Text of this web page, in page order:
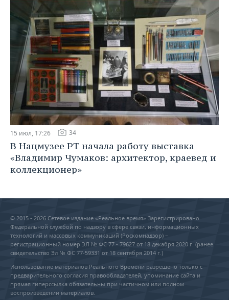
15 июл, 17:26 34
В Нацмузее РТ начала работу выставка
«Владимир Чумаков: архитектор, краевед и
коллекционер»
© 2015 - 2026 Сетевое издание «Реальное время» Зарегистрировано
Федеральной службой по надзору в сфере связи, информационных
технологий и массовых коммуникаций (Роскомнадзор) –
регистрационный номер ЭЛ № ФС 77 - 79627 от 18 декабря 2020 г. (ранее
свидетельство Эл № ФС 77-59331 от 18 сентября 2014 г.)
Использование материалов Реального Времени разрешено только с
предварительного согласия правообладателей, упоминание сайта и
прямая гиперссылка обязательны при частичном или полном
воспроизведении материалов.